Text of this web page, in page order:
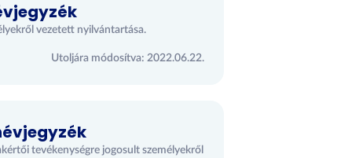
vezetett nyilvántartása.
Utoljára módosítva: 2022.06.22.
tevékenységre jogosult személyekről